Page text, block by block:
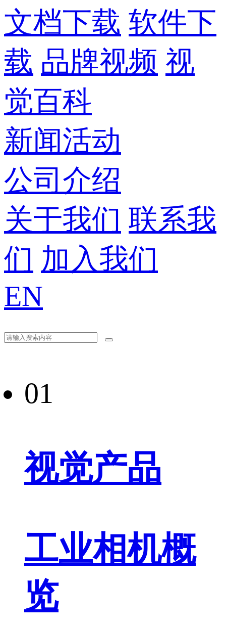
文档下载 软件下
载 品牌视频 视
觉百科
新闻活动
公司介绍
关于我们 联系我
们 加入我们
EN
01
视觉产品
工业相机概
览